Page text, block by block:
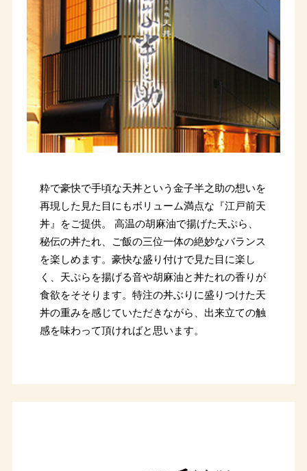
粋で豪快で手頃な天丼という金子半之助の想いを
再現した見た目にもボリューム満点な『江戸前天
丼』をご提供。 高温の胡麻油で揚げた天ぷら、
秘伝の丼たれ、ご飯の三位一体の絶妙なバランス
を楽しめます。豪快な盛り付けで見た目に楽し
く、天ぷらを揚げる音や胡麻油と丼たれの香りが
食欲をそそります。特注の丼ぶりに盛りつけた天
丼の重みを感じていただきながら、出来立ての触
感を味わって頂ければと思います。